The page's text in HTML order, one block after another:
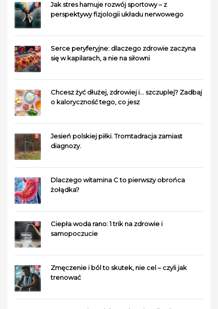
Jak stres hamuje rozwój sportowy – z
perspektywy fizjologii układu nerwowego
Serce peryferyjne: dlaczego zdrowie zaczyna
się w kapilarach, a nie na siłowni
Chcesz żyć dłużej, zdrowiej i… szczuplej? Zadbaj
o kaloryczność tego, co jesz
Jesień polskiej piłki. Tromtadracja zamiast
diagnozy.
Dlaczego witamina C to pierwszy obrońca
żołądka?
Ciepła woda rano: 1 trik na zdrowie i
samopoczucie
Zmęczenie i ból to skutek, nie cel – czyli jak
trenować